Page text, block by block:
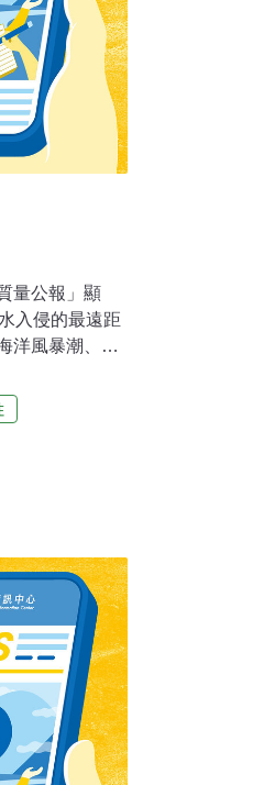
量公報」顯
入侵的最遠距
洋風暴潮、沿
海水入侵的